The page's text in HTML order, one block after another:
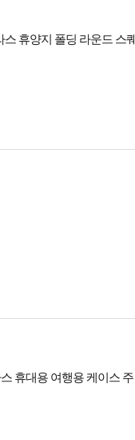
휴양지 폴딩 라운드 스퀘
휴대용 여행용 케이스 주